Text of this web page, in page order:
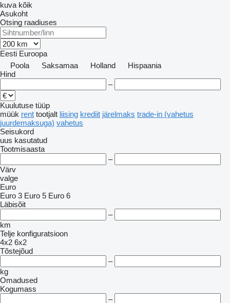
kuva kõik
Asukoht
Otsing raadiuses
Eesti Euroopa
Poola
Saksamaa Holland
Hispaania
Hind
–
Kuulutuse tüüp
müük rent tootjalt liising krediit järelmaks trade-in (vahetus
juurdemaksuga) vahetus
Seisukord
uus kasutatud
Tootmisaasta
–
Värv
valge
Euro
Euro 3 Euro 5 Euro 6
Läbisõit
–
km
Telje konfiguratsioon
4x2 6x2
Tõstejõud
–
kg
Omadused
Kogumass
–